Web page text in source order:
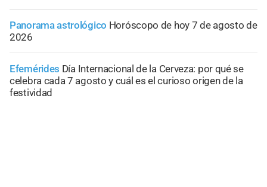
Panorama astrológico Horóscopo de hoy 7 de agosto de
2026
Efemérides Día Internacional de la Cerveza: por qué se
celebra cada 7 agosto y cuál es el curioso origen de la
festividad